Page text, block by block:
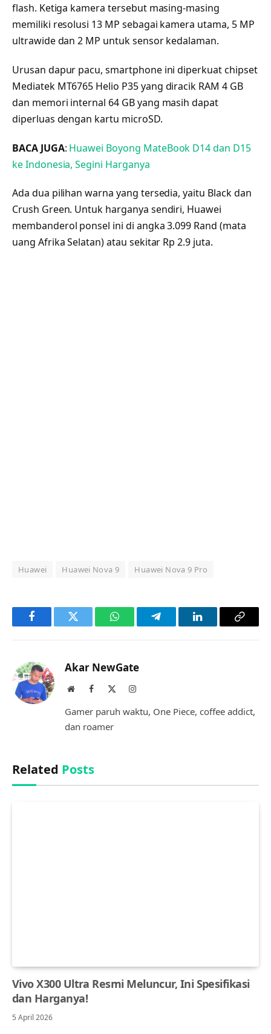
flash. Ketiga kamera tersebut masing-masing
memiliki resolusi 13 MP sebagai kamera utama, 5 MP
ultrawide dan 2 MP untuk sensor kedalaman.
Urusan dapur pacu, smartphone ini diperkuat chipset
Mediatek MT6765 Helio P35 yang diracik RAM 4 GB
dan memori internal 64 GB yang masih dapat
diperluas dengan kartu microSD.
BACA JUGA: Huawei Boyong MateBook D14 dan D15
ke Indonesia, Segini Harganya
Ada dua pilihan warna yang tersedia, yaitu Black dan
Crush Green. Untuk harganya sendiri, Huawei
membanderol ponsel ini di angka 3.099 Rand (mata
uang Afrika Selatan) atau sekitar Rp 2.9 juta.
Huawei Huawei Nova 9 Huawei Nova 9 Pro
FacebookTwitter WhatsAppTelegramLinkedInCopy
Akar NewGate
WebsiteFacebook Instagram
Gamer paruh waktu, One Piece, coffee addict,
dan roamer
Related Posts
Vivo X300 Ultra Resmi Meluncur, Ini Spesifikasi
dan Harganya!
5 April 2026